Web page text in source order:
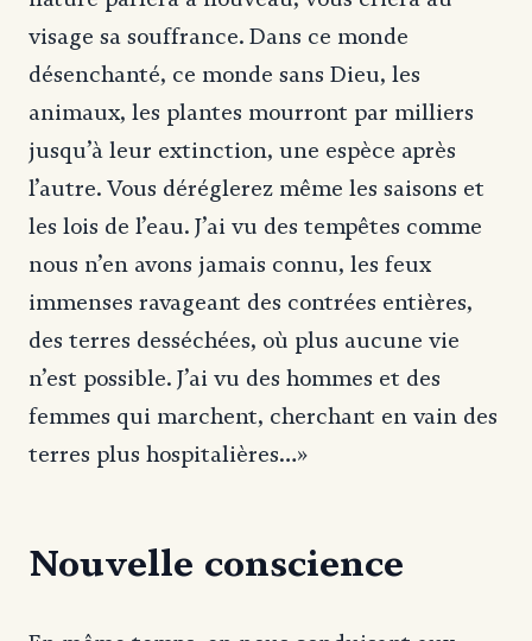
visage sa souffrance. Dans ce monde
désenchanté, ce monde sans Dieu, les
animaux, les plantes mourront par milliers
jusqu’à leur extinction, une espèce après
l’autre. Vous déréglerez même les saisons et
les lois de l’eau. J’ai vu des tempêtes comme
nous n’en avons jamais connu, les feux
immenses ravageant des contrées entières,
des terres desséchées, où plus aucune vie
n’est possible. J’ai vu des hommes et des
femmes qui marchent, cherchant en vain des
terres plus hospitalières…»
Nouvelle conscience